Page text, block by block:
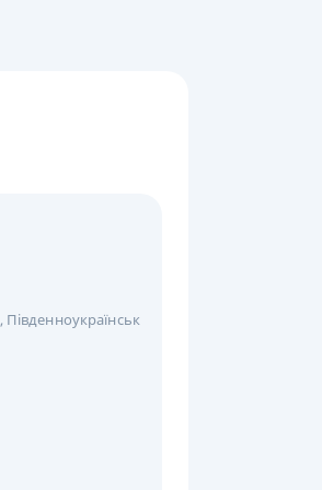
, Південноукраїнськ